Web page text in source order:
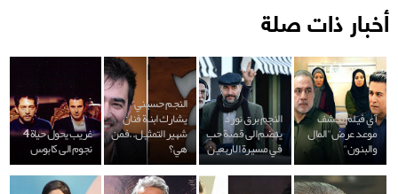
أخبار ذات صلة
آي فيلم تكشف
موعد عرض "المال
والبنون"
النجم برق نورد
ينضم الى قصة حب
في مسيرة الاربعين
النجم حسيني
يشارك ابنة فنان
شهير التمثيل..فمن
هي؟
غريب يحول حياة 4
نجوم الى كابوس